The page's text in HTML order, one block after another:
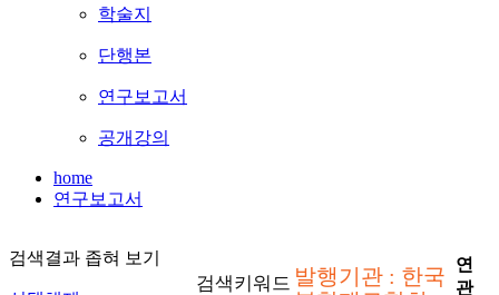
학술지
단행본
연구보고서
공개강의
home
연구보고서
검색결과 좁혀 보기
검색키워드 발행기관 : 한국
연
관